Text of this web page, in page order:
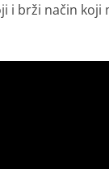
i brži način